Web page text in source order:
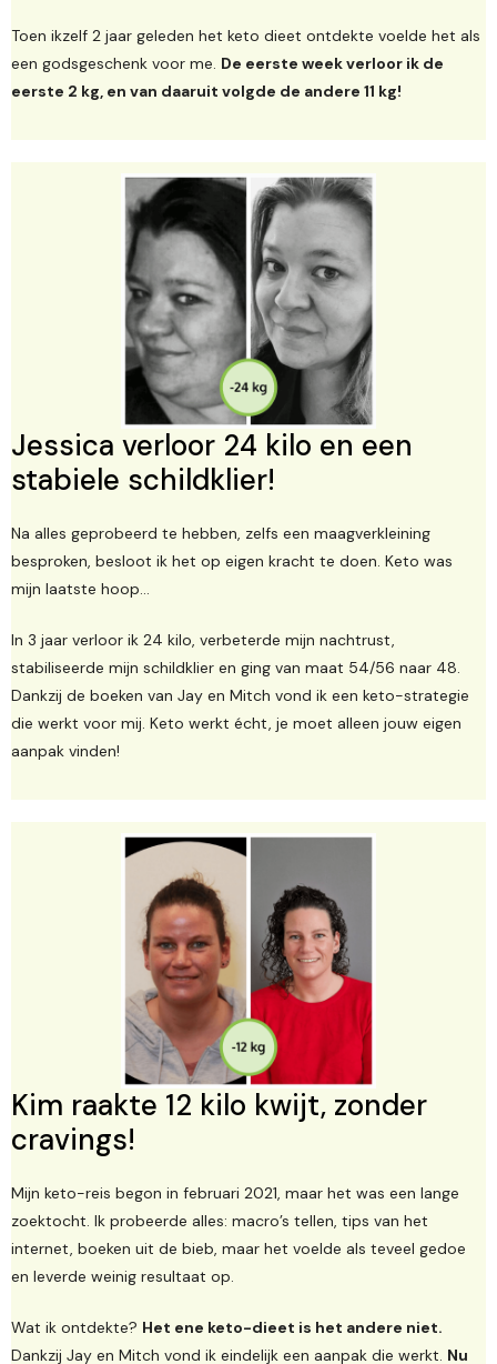
Toen ikzelf 2 jaar geleden het keto dieet ontdekte voelde het als
een godsgeschenk voor me. De eerste week verloor ik de
eerste 2 kg, en van daaruit volgde de andere 11 kg!
Jessica verloor 24 kilo en een
stabiele schildklier!
Na alles geprobeerd te hebben, zelfs een maagverkleining
besproken, besloot ik het op eigen kracht te doen. Keto was
mijn laatste hoop...
In 3 jaar verloor ik 24 kilo, verbeterde mijn nachtrust,
stabiliseerde mijn schildklier en ging van maat 54/56 naar 48.
Dankzij de boeken van Jay en Mitch vond ik een keto-strategie
die werkt voor mij. Keto werkt écht, je moet alleen jouw eigen
aanpak vinden!
Kim raakte 12 kilo kwijt, zonder
cravings!
Mijn keto-reis begon in februari 2021, maar het was een lange
zoektocht. Ik probeerde alles: macro’s tellen, tips van het
internet, boeken uit de bieb, maar het voelde als teveel gedoe
en leverde weinig resultaat op.
Wat ik ontdekte? Het ene keto-dieet is het andere niet.
Dankzij Jay en Mitch vond ik eindelijk een aanpak die werkt. Nu